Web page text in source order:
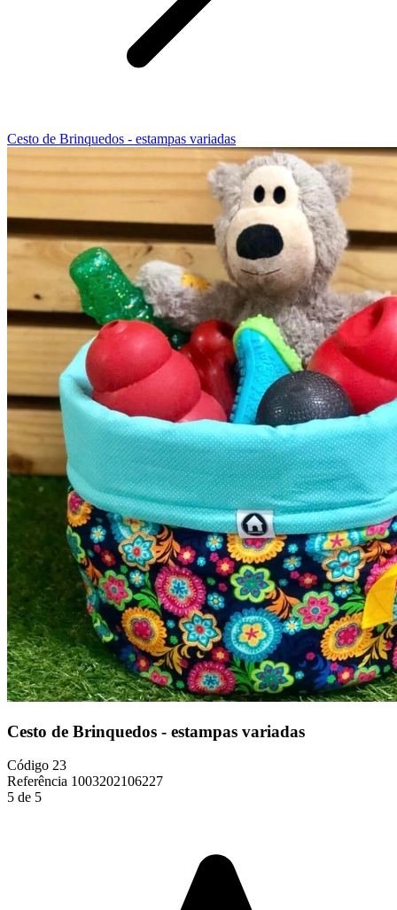
Cesto de Brinquedos - estampas variadas
Cesto de Brinquedos - estampas variadas
Código 23
Referência 1003202106227
5 de 5